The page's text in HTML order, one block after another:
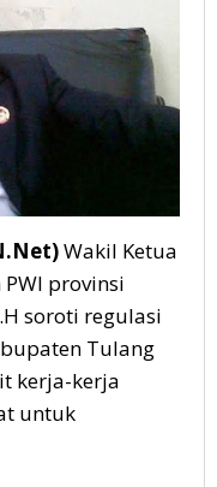
Wakil Ketua
provinsi
soroti regulasi
Tulang
kerja-kerja
untuk